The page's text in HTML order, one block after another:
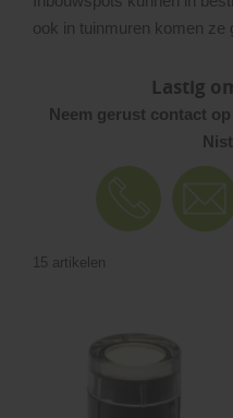
ook in tuinmuren komen ze
Lastig
Neem gerust contact
15 artikelen